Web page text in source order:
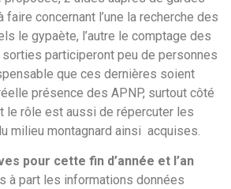
concernant l’une la recherche des
le gypaète, l’autre le comptage des
participeront peu de personnes
que ces dernières soient
présence des APNP, surtout côté
le rôle est aussi de répercuter les
milieu montagnard ainsi acquises.
pour cette fin d’année et l’an
à part les informations données